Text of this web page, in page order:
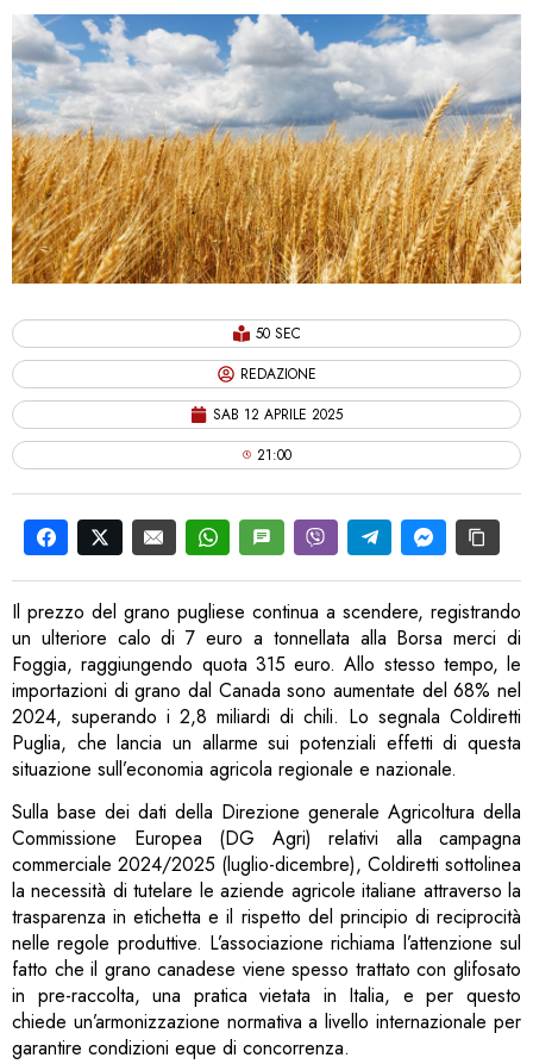
50 SEC
REDAZIONE
SAB 12 APRILE 2025
21:00
Il prezzo del grano pugliese continua a scendere, registrando
un ulteriore calo di 7 euro a tonnellata alla Borsa merci di
Foggia, raggiungendo quota 315 euro. Allo stesso tempo, le
importazioni di grano dal Canada sono aumentate del 68% nel
2024, superando i 2,8 miliardi di chili. Lo segnala Coldiretti
Puglia, che lancia un allarme sui potenziali effetti di questa
situazione sull’economia agricola regionale e nazionale.
Sulla base dei dati della Direzione generale Agricoltura della
Commissione Europea (DG Agri) relativi alla campagna
commerciale 2024/2025 (luglio-dicembre), Coldiretti sottolinea
la necessità di tutelare le aziende agricole italiane attraverso la
trasparenza in etichetta e il rispetto del principio di reciprocità
nelle regole produttive. L’associazione richiama l’attenzione sul
fatto che il grano canadese viene spesso trattato con glifosato
in pre-raccolta, una pratica vietata in Italia, e per questo
chiede un’armonizzazione normativa a livello internazionale per
garantire condizioni eque di concorrenza.